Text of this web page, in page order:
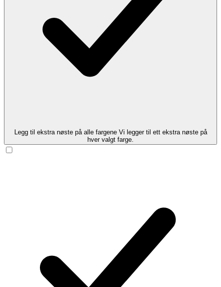
Legg til ekstra nøste på alle fargene Vi legger til ett ekstra nøste på
hver valgt farge.